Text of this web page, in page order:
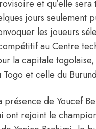
et qu’elle sera
jours seulement
les joueurs
au Centre
la capitale
Togo et celle du
de Youcef
ont rejoint le